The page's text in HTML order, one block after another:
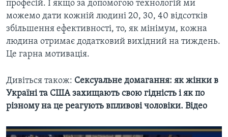
професій. І якщо за допомогою технологій ми
можемо дати кожній людині 20, 30, 40 відсотків
збільшення ефективності, то, як мінімум, кожна
людина отримає додатковий вихідний на тиждень.
Це гарна мотивація.
Дивіться також: Сексуальне домагання: як жінки в
Україні та США захищають свою гідність і як по
різному на це реагують впливові чоловіки. Відео